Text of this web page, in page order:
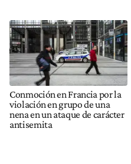
Conmoción en Francia por la
violación en grupo de una
nena en un ataque de carácter
antisemita